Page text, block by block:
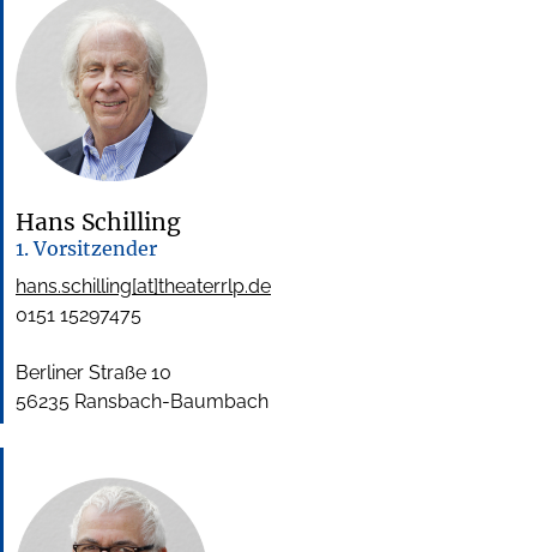
Hans Schilling
1. Vorsitzender
hans.schilling[at]theaterrlp.de
0151 15297475
Berliner Straße 10
56235 Ransbach-Baumbach